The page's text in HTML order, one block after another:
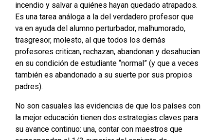
incendio y salvar a quiénes hayan quedado atrapados.
Es una tarea análoga a la del verdadero profesor que
va en ayuda del alumno perturbador, malhumorado,
trasgresor, molesto, al que todos los demás
profesores critican, rechazan, abandonan y desahucian
en su condición de estudiante “normal” (y que a veces
también es abandonado a su suerte por sus propios
padres).
No son casuales las evidencias de que los países con
la mejor educación tienen dos estrategias claves para
su avance continuo: una, contar con maestros que